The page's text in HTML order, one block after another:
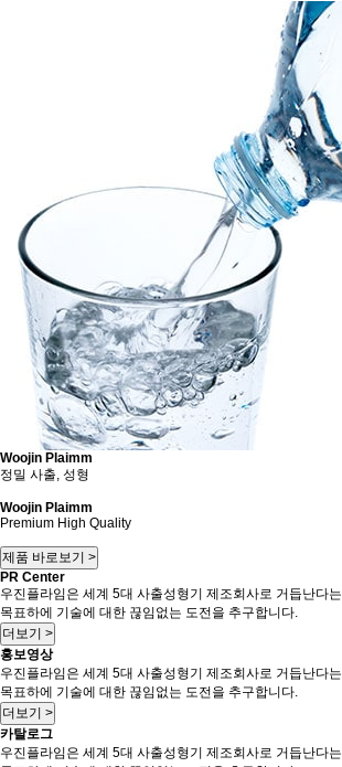
Woojin Plaimm
정밀 사출, 성형
Woojin Plaimm
Premium High Quality
제품 바로보기 >
PR Center
우진플라임은 세계 5대 사출성형기 제조회사로 거듭난다는
목표하에 기술에 대한 끊임없는 도전을 추구합니다.
더보기 >
홍보영상
우진플라임은 세계 5대 사출성형기 제조회사로 거듭난다는
목표하에 기술에 대한 끊임없는 도전을 추구합니다.
더보기 >
카탈로그
우진플라임은 세계 5대 사출성형기 제조회사로 거듭난다는